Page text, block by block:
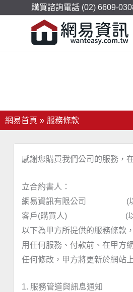
購買諮詢電話 (02) 6609-
網易首頁 服務條款
感謝您購買我們公司的服務，
立合約書人：
網易資訊有限公司 (以
客戶(購買人) (以下
以下為甲方所提供的服務條款
用任何服務、付款前、在甲方
任何修改，甲方將更新於網站
1. 服務管道與訊息通知